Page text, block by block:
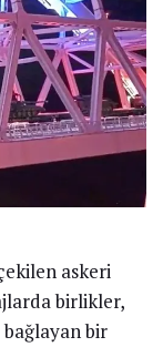
askeri
birlikler,
bağlayan bir